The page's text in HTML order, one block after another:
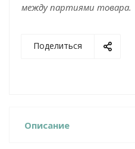
между партиями товара.
Поделиться
Описание